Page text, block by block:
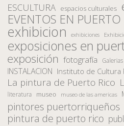
ESCULTURA espacios culturales
EVENTOS EN PUERTO
exhibicion exhibiciones
exposiciones en
exposición fotografía Galerias
INSTALACION Instituto de
La pintura de Puerto Rico
literatura museo museo de las americas
pintores puertorriqueños
pintura de puerto rico